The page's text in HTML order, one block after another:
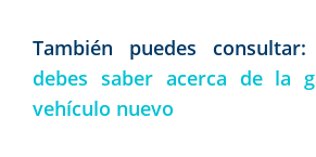
También puedes consultar:
debes saber acerca de la
vehículo nuevo